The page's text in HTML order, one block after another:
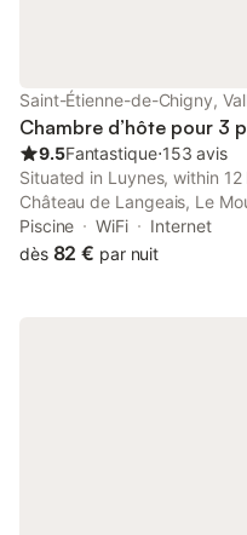
Saint-Étienne-de-Chigny,
Chambre d’hôte pour 3
9.5Fantastique⋅153 avis
Situated in Luynes, within
Château de Langeais, Le
accommodation with a
free WiFi as well as free
Piscine WiFi
Internet
dès 82 € par nuit